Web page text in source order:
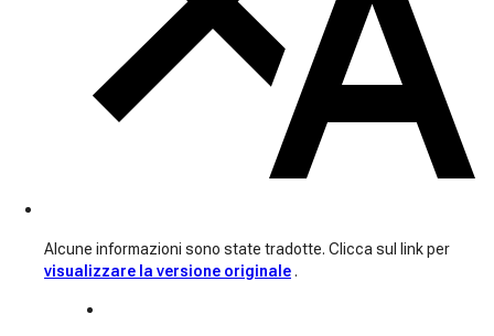
Alcune informazioni sono state tradotte. Clicca sul link per
visualizzare la versione originale .